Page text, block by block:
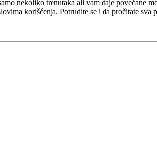
nekoliko trenutaka ali vam daje povećane
korišćenja. Potrudite se i da pročitate